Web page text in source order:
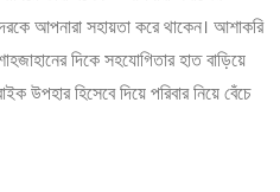
আপনারা সহায়তা করে থাকেন। আশাকরি
দিকে সহযোগিতার হাত বাড়িয়ে
উপহার হিসেবে দিয়ে পরিবার নিয়ে বেঁচে